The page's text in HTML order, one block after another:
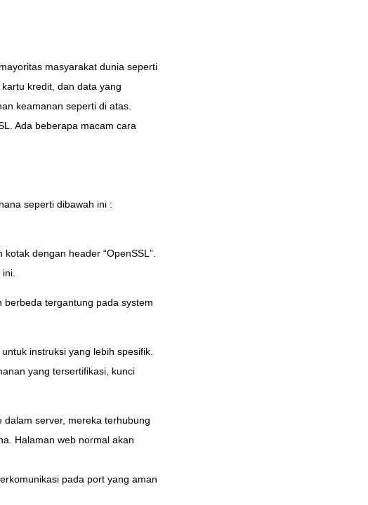
masyarakat dunia seperti
kredit, dan data yang
keamanan seperti di atas.
Ada beberapa macam cara
seperti dibawah ini :
dengan header “OpenSSL”.
berbeda tergantung pada system
instruksi yang lebih spesifik.
yang tersertifikasi, kunci
server, mereka terhubung
Halaman web normal akan
pada port yang aman